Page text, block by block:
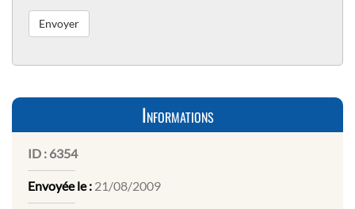
Informations
ID : 6354
Envoyée le : 21/08/2009